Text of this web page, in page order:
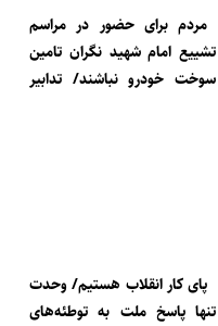
مردم برای حضور در مراسم
تشییع امام شهید نگران تامین
سوخت خودرو نباشند/ تدابیر
پای کار انقلاب هستیم/ وحدت
تنها پاسخ ملت به توطئه‌های